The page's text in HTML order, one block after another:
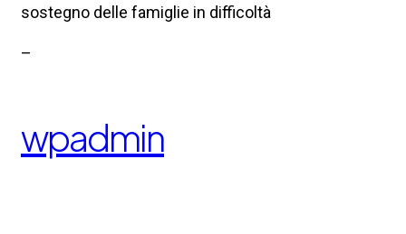
sostegno delle famiglie in difficoltà
–
wpadmin